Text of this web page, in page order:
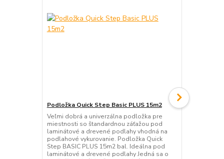
Podložka Quick Step Basic PLUS 15m2
Veľmi dobrá a univerzálna podložka pre
miestnosti so štandardnou záťažou pod
laminátové a drevené podlahy vhodná na
podlahové vykurovanie. Podložka Quick
Step BASIC PLUS 15m2 bal. Ideálna pod
laminátové a drevené podlahy Jedná sa o
Podložka